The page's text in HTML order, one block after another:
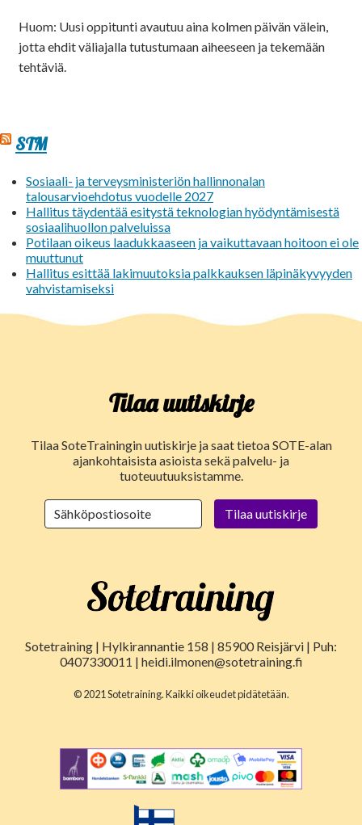
Huom: Uusi oppitunti avautuu aina kolmen päivän välein,
jotta ehdit väliajalla tutustumaan aiheeseen ja tekemään
tehtäviä.
STM
Sosiaali- ja terveysministeriön hallinnonalan
talousarvioehdotus vuodelle 2027
Hallitus täydentää esitystä teknologian hyödyntämisestä
sosiaalihuollon palveluissa
Potilaan oikeus laadukkaaseen ja vaikuttavaan hoitoon ei ole
muuttunut
Hallitus esittää lakimuutoksia palkkauksen läpinäkyvyyden
vahvistamiseksi
Tilaa uutiskirje
Tilaa SoteTrainingin uutiskirje ja saat tietoa SOTE-alan
ajankohtaisista asioista sekä palvelu- ja
tuoteuutuuksistamme.
Sotetraining | Hylkirannantie 158 | 85900 Reisjärvi | Puh:
0407330011 | heidi.ilmonen@sotetraining.fi
© 2021 Sotetraining. Kaikki oikeudet pidätetään.